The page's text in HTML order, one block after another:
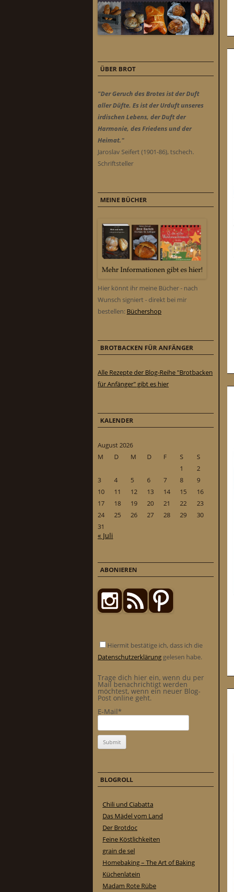
ÜBER BROT
"Der Geruch des Brotes ist der Duft
aller Düfte. Es ist der Urduft unseres
irdischen Lebens, der Duft der
Harmonie, des Friedens und der
Heimat."
Jaroslav Seifert (1901-86), tschech.
Schriftsteller
MEINE BÜCHER
Hier könnt ihr meine Bücher - nach
Wunsch signiert - direkt bei mir
bestellen: Büchershop
BROTBACKEN FÜR ANFÄNGER
Alle Rezepte der Blog-Reihe "Brotbacken
für Anfänger" gibt es hier
KALENDER
August 2026
M
D M D F S
S
1
2
3
4 5 6 7 8
9
10
11 12 13 14 15
16
17
18 19 20 21 22
23
24
25 26 27 28 29
30
31
« Juli
ABONIEREN
Hiermit bestätige ich, dass ich die
Datenschutzerklärung gelesen habe.
Trage dich hier ein, wenn du per
Mail benachrichtigt werden
möchtest, wenn ein neuer Blog-
Post online geht.
E-Mail*
BLOGROLL
Chili und Ciabatta
Das Mädel vom Land
Der Brotdoc
Feine Köstlichkeiten
grain de sel
Homebaking – The Art of Baking
Küchenlatein
Madam Rote Rübe